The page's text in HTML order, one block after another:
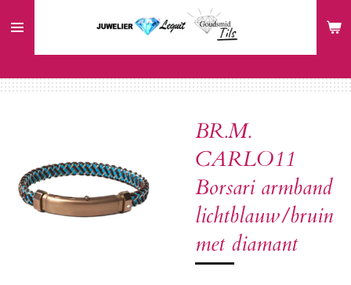
direct
hoofdinhoud
BR.M.
CARLO11
Borsari armband
lichtblauw/bruin
met diamant